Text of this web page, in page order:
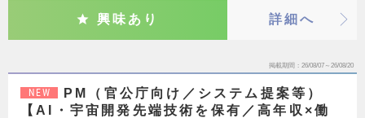
興味あり 詳細へ
掲載期間 26/08/07～26/08/20
NEW
PM（官公庁向け／システム提案等）
【AI・宇宙開発先端技術を保有／高年収×働